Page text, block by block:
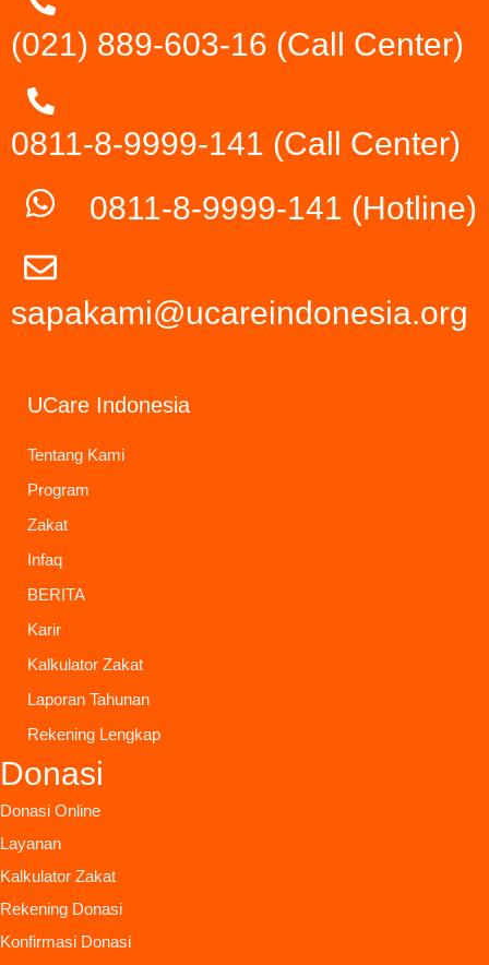
(021) 889-603-16 (Call Center)
0811-8-9999-141 (Call Center)
0811-8-9999-141 (Hotline)
sapakami@ucareindonesia.org
UCare Indonesia
Tentang Kami
Program
Zakat
Infaq
BERITA
Karir
Kalkulator Zakat
Laporan Tahunan
Rekening Lengkap
Donasi
Donasi Online
Layanan
Kalkulator Zakat
Rekening Donasi
Konfirmasi Donasi